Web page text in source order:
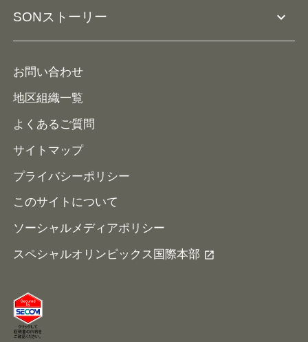
コーチとして参加
ナショナルゲームについて
SONストーリー expand_more
メディア
お問い合わせ
地区組織一覧
よくあるご質問
サイトマップ
プライバシーポリシー
このサイトについて
ソーシャルメディアポリシー
スペシャルオリンピックス国際本部